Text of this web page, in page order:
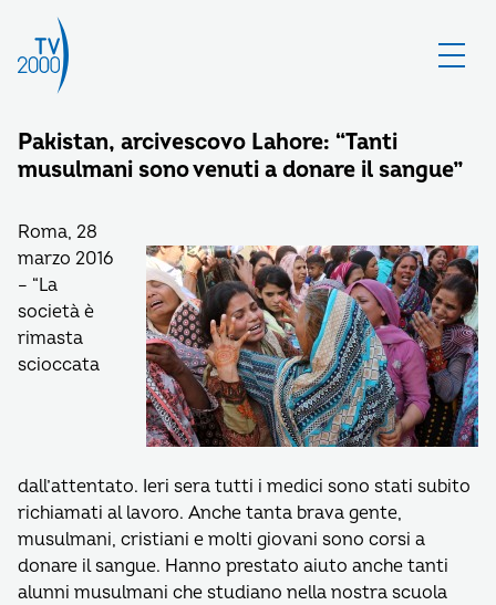
Pakistan, arcivescovo Lahore: “Tanti
musulmani sono venuti a donare il sangue”
Roma, 28
marzo 2016
– “La
società è
rimasta
scioccata
dall’attentato. Ieri sera tutti i medici sono stati subito
richiamati al lavoro. Anche tanta brava gente,
musulmani, cristiani e molti giovani sono corsi a
donare il sangue. Hanno prestato aiuto anche tanti
alunni musulmani che studiano nella nostra scuola